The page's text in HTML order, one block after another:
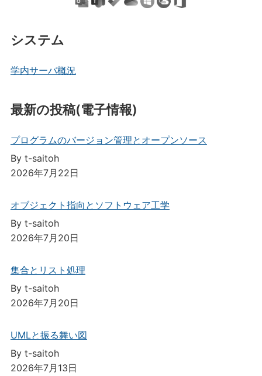
システム
学内サーバ概況
最新の投稿(電子情報)
プログラムのバージョン管理とオープンソース
By t-saitoh
2026年7月22日
オブジェクト指向とソフトウェア工学
By t-saitoh
2026年7月20日
集合とリスト処理
By t-saitoh
2026年7月20日
UMLと振る舞い図
By t-saitoh
2026年7月13日